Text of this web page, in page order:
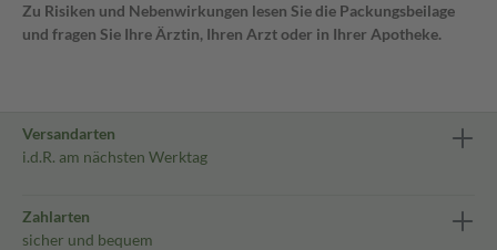
Zu Risiken und Nebenwirkungen lesen Sie die Packungsbeilage
und fragen Sie Ihre Ärztin, Ihren Arzt oder in Ihrer Apotheke.
Versandarten
i.d.R. am nächsten Werktag
Zahlarten
sicher und bequem